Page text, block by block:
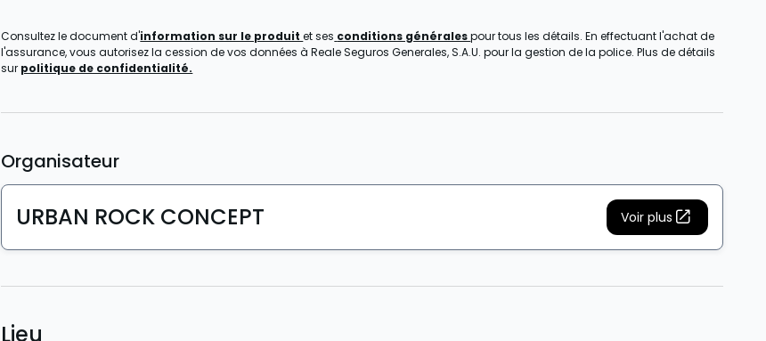
Consultez le document d'information sur le produitet ses conditions généralespour tous les détails. En effectuant l'achat de
l'assurance, vous autorisez la cession de vos données à Reale Seguros Generales, S.A.U. pour la gestion de la police. Plus de détails
sur politique de confidentialité.
Organisateur
URBAN ROCK CONCEPT Voir plus
Lieu